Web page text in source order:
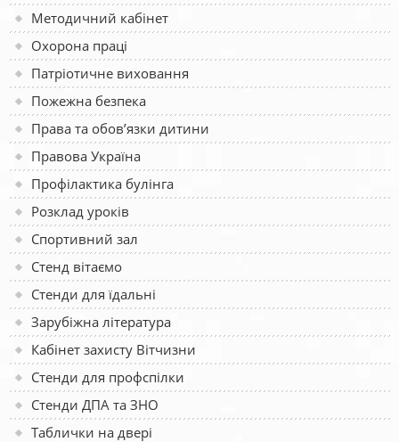
Методичний кабінет
Охорона праці
Патріотичне виховання
Пожежна безпека
Права та обов’язки дитини
Правова Україна
Профілактика булінга
Розклад уроків
Спортивний зал
Стенд вітаємо
Стенди для їдальні
Зарубіжна література
Кабінет захисту Вітчизни
Стенди для профспілки
Стенди ДПА та ЗНО
Таблички на двері